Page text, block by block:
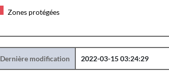
Zones protégées
Dernière modification 2022-03-15 03:24:29